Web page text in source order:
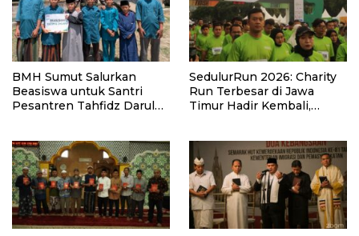
BMH Sumut Salurkan
Beasiswa untuk Santri
Pesantren Tahfidz Darul
SedulurRun 2026: Charity
Run Terbesar di Jawa
Timur Hadir Kembali,
Santri dan Guru Honorer